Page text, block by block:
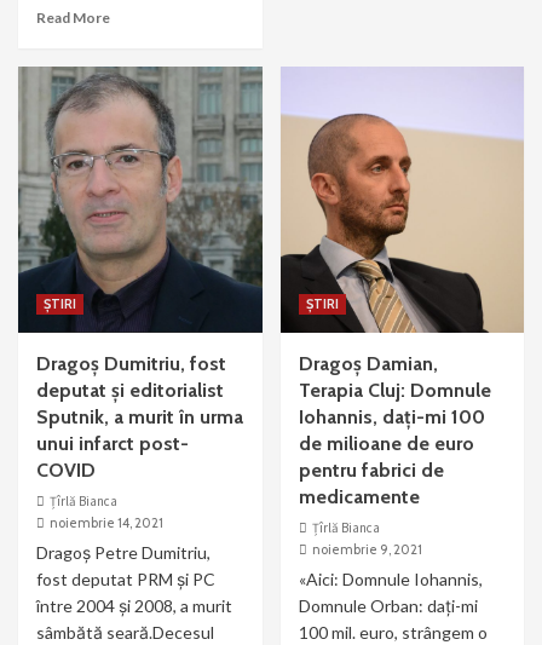
Read More
ȘTIRI
Dragoș Dumitriu, fost
deputat și editorialist
Sputnik, a murit în urma
unui infarct post-
COVID
Țîrlă Bianca
noiembrie 14, 2021
Dragoș Petre Dumitriu,
fost deputat PRM și PC
între 2004 și 2008, a murit
sâmbătă seară.Decesul
ȘTIRI
Dragoş Damian,
Terapia Cluj: Domnule
Iohannis, dați-mi 100
de milioane de euro
pentru fabrici de
medicamente
Țîrlă Bianca
noiembrie 9, 2021
«Aici: Domnule Iohannis,
Domnule Orban: daţi-mi
100 mil. euro, strângem o